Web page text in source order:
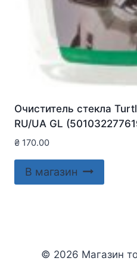
Очиститель стекла
RU/UA GL
₴ 170.00
В магазин
© 2026 Магазин